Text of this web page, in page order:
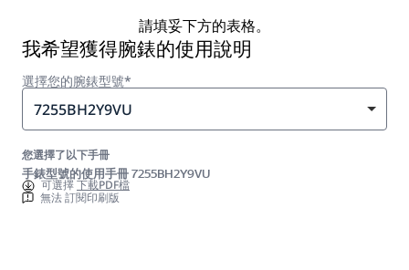
請填妥下方的表格。
我希望獲得腕錶的使用說明
選擇您的腕錶型號*
7255BH2Y9VU
您選擇了以下手冊
手錶型號的使用手冊 7255BH2Y9VU
可選擇下載PDF檔
無法 訂閱印刷版